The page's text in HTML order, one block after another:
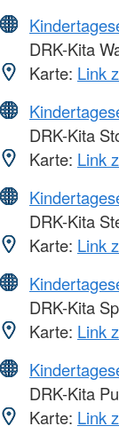
DRK-Kita
Karte: Link
DRK-Kita
Karte: Link
DRK-Kita
Karte: Link
DRK-Kita
Karte: Link
DRK-Kita
Karte: Link